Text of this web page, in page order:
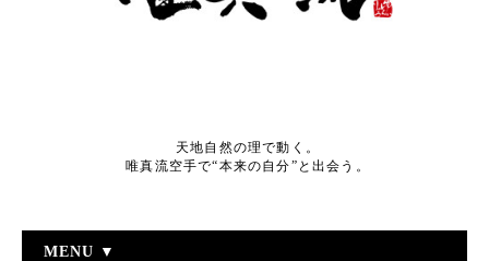
天地自然の理で動く。
唯真流空手で“本来の自分”と出会う。
MENU ▼